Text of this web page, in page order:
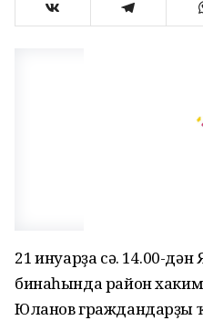
21 ғинуарҙа сәғ. 14.00-
бинаһында район
Юланов граждандарҙы